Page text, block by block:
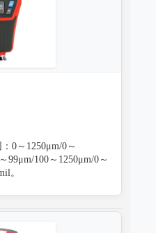
0～1250μm/0～
99μm/100～1250μm/0～
。